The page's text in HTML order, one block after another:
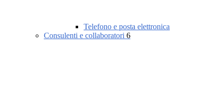
Telefono e posta elettronica
Consulenti e collaboratori 6